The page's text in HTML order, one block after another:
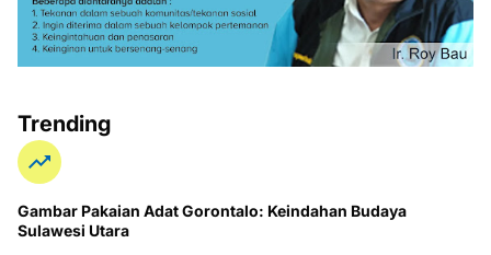
Trending
Gambar Pakaian Adat Gorontalo: Keindahan Budaya
Sulawesi Utara